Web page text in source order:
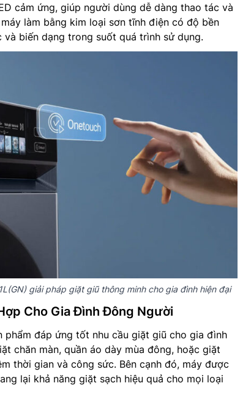
cảm ứng, giúp người dùng dễ dàng thao tác và
làm bằng kim loại sơn tĩnh điện có độ bền
biến dạng trong suốt quá trình sử dụng.
giải pháp giặt giũ thông minh cho gia đình hiện đại
Cho Gia Đình Đông Người
phẩm đáp ứng tốt nhu cầu giặt giũ cho gia đình
chăn màn, quần áo dày mùa đông, hoặc giặt
thời gian và công sức. Bên cạnh đó, máy được
lại khả năng giặt sạch hiệu quả cho mọi loại